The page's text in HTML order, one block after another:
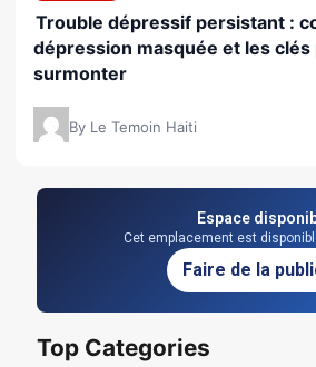
Trouble dépressif persistant :
dépression masquée et les clés
surmonter
By Le Temoin Haiti
Espace
Cet emplacement est
Faire de la
Top Categories